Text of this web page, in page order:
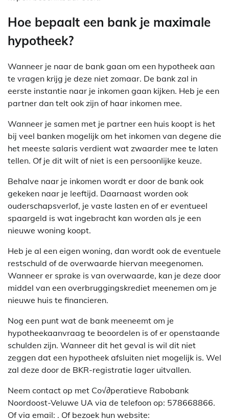
Hoe bepaalt een bank je maximale
hypotheek?
Wanneer je naar de bank gaan om een hypotheek aan
te vragen krijg je deze niet zomaar. De bank zal in
eerste instantie naar je inkomen gaan kijken. Heb je een
partner dan telt ook zijn of haar inkomen mee.
Wanneer je samen met je partner een huis koopt is het
bij veel banken mogelijk om het inkomen van degene die
het meeste salaris verdient wat zwaarder mee te laten
tellen. Of je dit wilt of niet is een persoonlijke keuze.
Behalve naar je inkomen wordt er door de bank ook
gekeken naar je leeftijd. Daarnaast worden ook
ouderschapsverlof, je vaste lasten en of er eventueel
spaargeld is wat ingebracht kan worden als je een
nieuwe woning koopt.
Heb je al een eigen woning, dan wordt ook de eventuele
restschuld of de overwaarde hiervan meegenomen.
Wanneer er sprake is van overwaarde, kan je deze door
middel van een overbruggingskrediet meenemen om je
nieuwe huis te financieren.
Nog een punt wat de bank meeneemt om je
hypotheekaanvraag te beoordelen is of er openstaande
schulden zijn. Wanneer dit het geval is wil dit niet
zeggen dat een hypotheek afsluiten niet mogelijk is. Wel
zal deze door de BKR-registratie lager uitvallen.
Neem contact op met Co√∂peratieve Rabobank
Noordoost-Veluwe UA via de telefoon op: 578668866.
Of via email: . Of bezoek hun website: